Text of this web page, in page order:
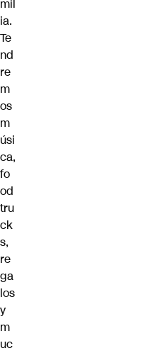
mil
ia.
Te
nd
re
m
os
m
úsi
ca,
fo
od
tru
ck
s,
re
ga
los
y
m
uc